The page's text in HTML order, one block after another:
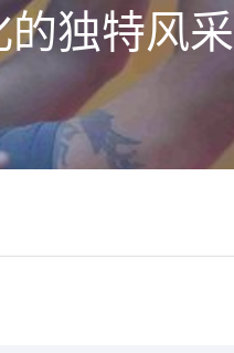
独特风采